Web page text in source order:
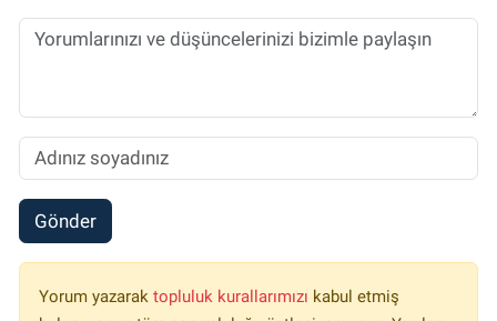
Gönder
Yorum yazarak topluluk kurallarımızı kabul etmiş